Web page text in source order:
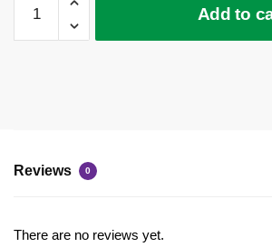
4-
с
цветном
Add to
Reviews 0
There are no reviews yet.